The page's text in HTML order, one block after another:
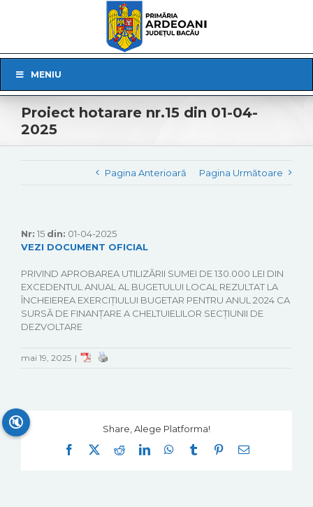
Navigation
MENIU
Proiect hotarare nr.15 din 01-04-
2025
Pagina Anterioară Pagina Următoare
Nr: 15 din: 01-04-2025
VEZI DOCUMENT OFICIAL
PRIVIND APROBAREA UTILIZĂRII SUMEI DE 130.000 LEI DIN
EXCEDENTUL ANUAL AL BUGETULUI LOCAL REZULTAT LA
ÎNCHEIEREA EXERCIȚIULUI BUGETAR PENTRU ANUL 2024 CA
SURSĂ DE FINANȚARE A CHELTUIELILOR SECȚIUNII DE
DEZVOLTARE
mai 19, 2025 |
Share, Alege Platforma!
Facebook
RedditLinkedInWhatsApp
Tumblr Pinterest
E-
🔇